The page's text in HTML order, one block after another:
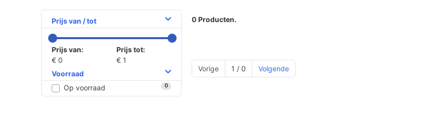
Prijs van / tot
Prijs van:
€ 0
Prijs tot:
€ 1
Voorraad
Op voorraad
0
0 Producten.
Vorige 1 / 0 Volgende